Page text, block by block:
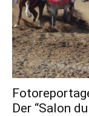
Der “Salon